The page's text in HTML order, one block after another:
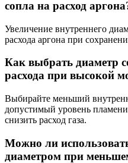
сопла на расход
Увеличение внутреннего
расхода аргона при
Как выбрать диаметр
расхода при высокой
Выбирайте меньший
допустимый уровень
снизить расход газа.
Можно ли
диаметром при